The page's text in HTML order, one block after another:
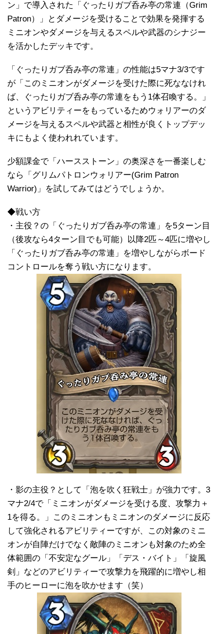
ン」で導入された「ぐったりガブ呑み亭の常連（Grim
Patron）」とダメージを受けることで効果を発揮する
ミニオンやダメージを与えるスペルや武器のシナジー
を活かしたデッキです。
「ぐったりガブ呑み亭の常連」の性能は5マナ3/3です
が「このミニオンがダメージを受けた際に死ななけれ
ば、ぐったりガブ呑み亭の常連をもう1体召喚する。」
というアビリティーをもっているためウォリアーのダ
メージを与えるスペルや武器と相性が良くトップデッ
キにもよく使われれています。
少額課金で「ハースストーン」の奥深さを一番楽しむ
なら「グリムパトロンウォリアー(Grim Patron
Warrior)」を試してみてはどうでしょうか。
◆戦い方
・主役？の「ぐったりガブ呑み亭の常連」を5ターン目
（後攻なら4ターン目でも可能）以降2匹～4匹に増やし
「ぐったりガブ呑み亭の常連」を増やしながらボード
コントロールを奪う戦い方になります。
・影の主役？として「泡を吹く狂戦士」が強力です。3
マナ2/4で「ミニオンがダメージを受ける度、攻撃力＋
1を得る。」このミニオンもミニオンのダメージに反応
して強化されるアビリティーですが、この対象のミニ
オンが自陣だけでなく敵陣のミニオンも対象のため全
体範囲の「不安定なグール」「デス・バイト」「旋風
剣」などのアビリティーで攻撃力を飛躍的に増やし相
手のヒーローに泡を吹かせます（笑）